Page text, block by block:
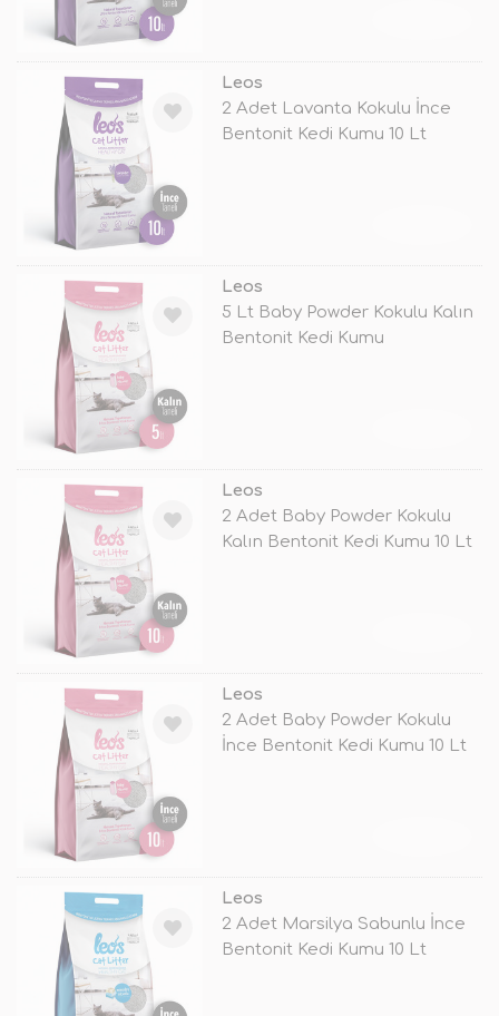
Leos
2 Adet Lavanta Kokulu İnce
Bentonit Kedi Kumu 10 Lt
Leos
5 Lt Baby Powder Kokulu Kalın
Bentonit Kedi Kumu
Leos
2 Adet Baby Powder Kokulu
Kalın Bentonit Kedi Kumu 10 Lt
Leos
2 Adet Baby Powder Kokulu
İnce Bentonit Kedi Kumu 10 Lt
Leos
2 Adet Marsilya Sabunlu İnce
Bentonit Kedi Kumu 10 Lt